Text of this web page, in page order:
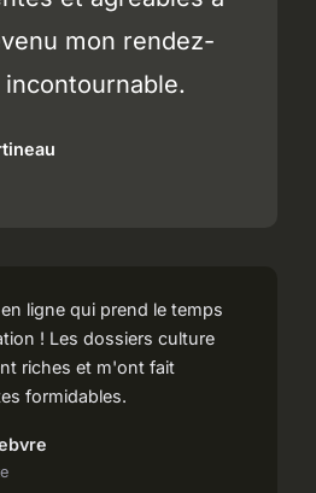
mon rendez-
ligne qui prend le temps
! Les dossiers culture
riches et m'ont fait
formidables.